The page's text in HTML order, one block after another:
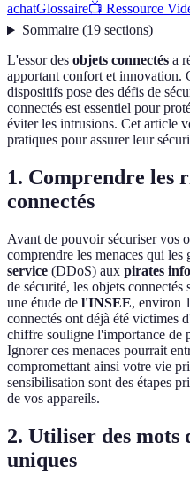
achatGlossaire📺 Ressource
Sommaire(19 sections)
L'essor des objets connectés a
apportant confort et innovation.
dispositifs pose des défis de
connectés est essentiel pour
éviter les intrusions. Cet article
pratiques pour assurer leur
1. Comprendre les
connectés
Avant de pouvoir sécuriser vos
comprendre les menaces qui les
service (DDoS) aux pirates
de sécurité, les objets
une étude de l'INSEE, environ
connectés ont déjà été victimes
chiffre souligne l'importance de
Ignorer ces menaces pourrait
compromettant ainsi votre vie
sensibilisation sont des étapes
de vos appareils.
2. Utiliser des mots
uniques